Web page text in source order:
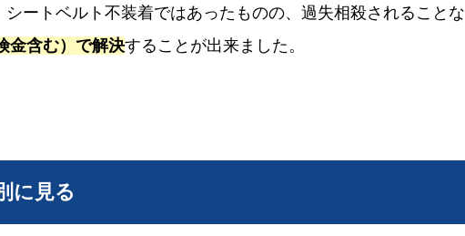
シートベルト不装着ではあったものの、過失相殺されることな
金含む）で解決することが出来ました。
に見る